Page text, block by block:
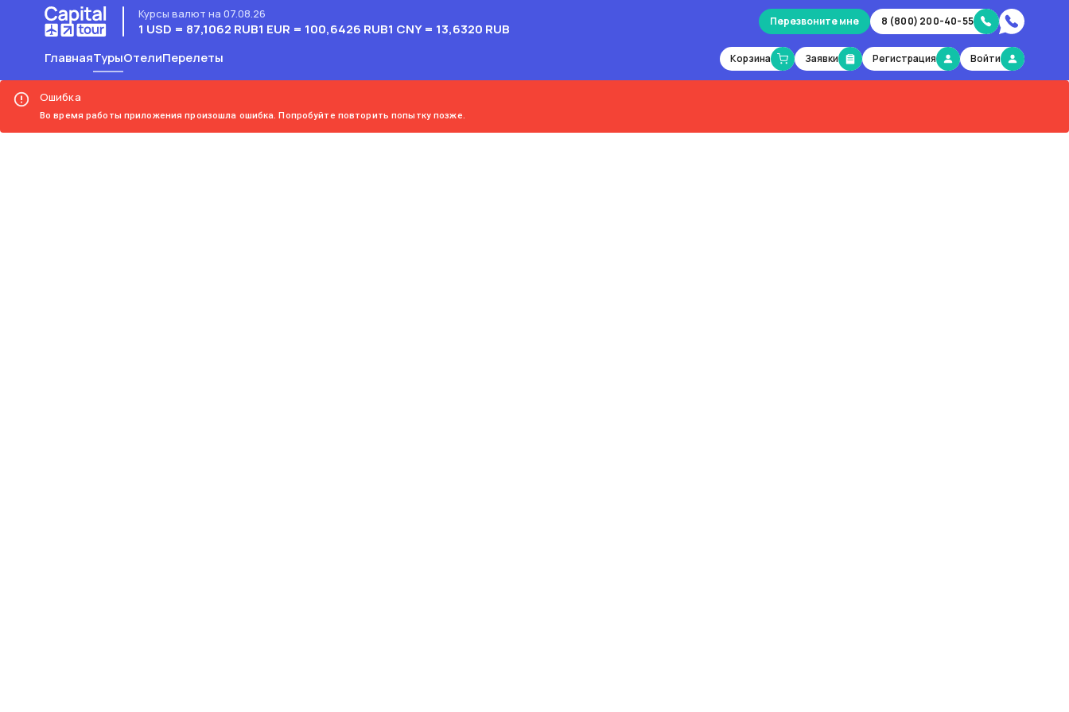
Курсы валют на 07.08.26
1 USD = 87,1062 RUB1 EUR = 100,6426 RUB1 CNY = 13,6320 RUB Перезвоните мне 8 (800) 200-40-55
ГлавнаяТурыОтелиПерелеты Корзина Заявки Регистрация Войти
Ошибка
Во время работы приложения произошла ошибка. Попробуйте повторить попытку позже.